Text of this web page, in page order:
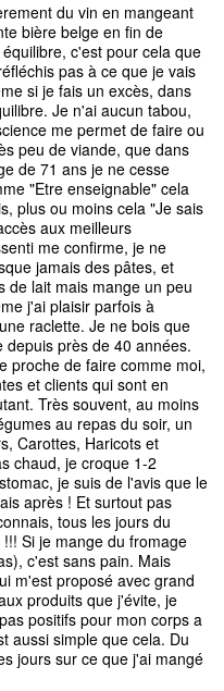
du vin en mangeant
bière belge en fin de
c'est pour cela que
pas à ce que je vais
si je fais un excès, dans
Je n'ai aucun tabou,
me permet de faire ou
peu de viande, que dans
de 71 ans je ne cesse
"Etre enseignable" cela
plus ou moins cela "Je sais
aux meilleurs
me confirme, je ne
jamais des pâtes, et
de lait mais mange un peu
j'ai plaisir parfois à
raclette. Je ne bois que
près de 40 années.
proche de faire comme moi,
et clients qui sont en
Très souvent, au moins
au repas du soir, un
Carottes, Haricots et
chaud, je croque 1-2
je suis de l'avis que le
après ! Et surtout pas
tous les jours du
Si je mange du fromage
c'est sans pain. Mais
m'est proposé avec grand
produits que j'évite, je
positifs pour mon corps a
aussi simple que cela. Du
jours sur ce que j'ai mangé